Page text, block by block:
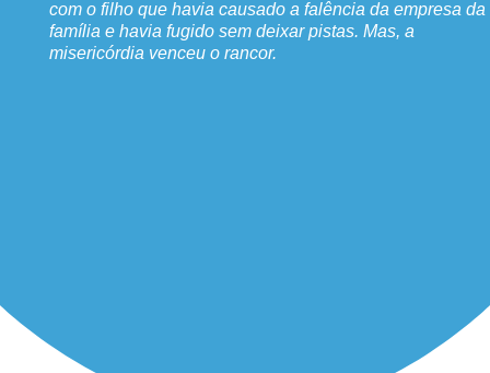
com o filho que havia causado a falência da empresa da
família e havia fugido sem deixar pistas. Mas, a
misericórdia venceu o rancor.